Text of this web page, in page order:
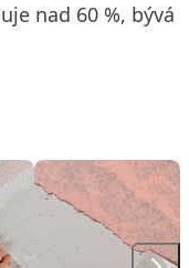
nad 60 %, bývá